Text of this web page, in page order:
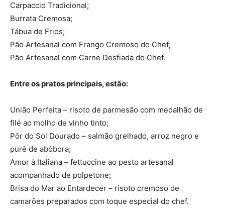
Carpaccio Tradicional;
Burrata Cremosa;
Tábua de Frios;
Pão Artesanal com Frango Cremoso do Chef;
Pão Artesanal com Carne Desfiada do Chef.
Entre os pratos principais, estão:
União Perfeita – risoto de parmesão com medalhão de
filé ao molho de vinho tinto;
Pôr do Sol Dourado – salmão grelhado, arroz negro e
purê de abóbora;
Amor à Italiana – fettuccine ao pesto artesanal
acompanhado de polpetone;
Brisa do Mar ao Entardecer – risoto cremoso de
camarões preparados com toque especial do chef.